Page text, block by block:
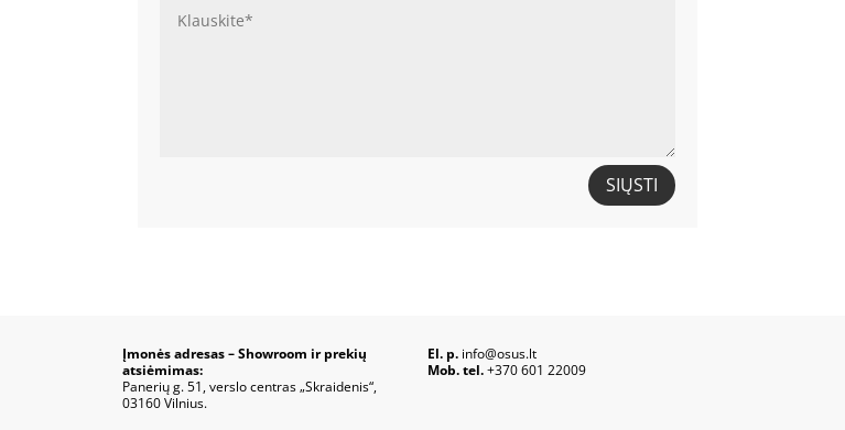
SIŲSTI
Įmonės adresas – Showroom ir prekių
atsiėmimas:
Panerių g. 51, verslo centras „Skraidenis“,
03160 Vilnius.
El. p.info@osus.lt
Mob. tel.+370 601 22009